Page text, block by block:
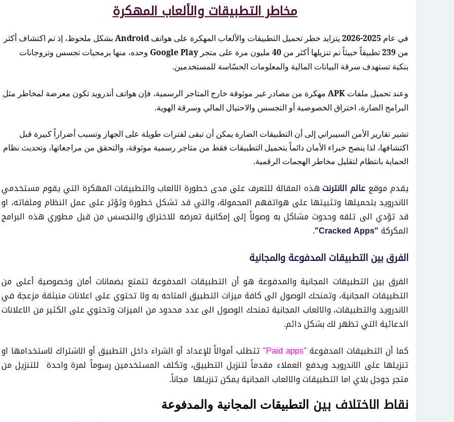
مخاطر التطبيقات والألعاب المهكرة
في عام 2025-2026 يتزايد خطر تحميل التطبيقات والألعاب المهكرة على هواتفAndroid بشكل ملحوظ، إذ تم اكتشاف أكثر
من 239تطبيقاً خبيثاً تم تنزيلها أكثر من 40 مليون مرة على متجرGoogle Play وحده، منها برمجيات تجسس وتروجانات
بنكية تستهدف سرقة البيانات المالية والمعلومات الحسّاسة للمستخدمين.
وعند تحميل ملفات APK مهكرة من مصادر غير موثوقة خارج المتاجر الرسمية، فإن هواتف أندرويد تكون معرضة لمخاطر مثل
البرامج الضارة، اختراق الخصوصية أو التجسس والاحتيال المالي وسرقة الهوية.
تشير تقارير الأمن السيبراني إلى أن التطبيقات الضارة يمكن أن تبقى لفترات طويلة على الجهاز وتسبب أضراراً كبيرة قبل
اكتشافها، لذا ينصح خبراء الأمان دائماً بتحميل التطبيقات فقط من متاجر رسمية موثوقة، والتحقق من مراجعاتها، وتحديث نظام
الحماية بانتظام لتقليل مخاطر الهجمات الرقمية.
يقدم موقع عالم الانترنتهذه المقالة للتعرف على مدى خطورة الالعاب والتطبيقات المهكرة التي يقوم مستخدمي
الاندرويد بتحميلها وتثبيتها على هواتفهم المحمولة، والتي قد تشكل خطورة وثؤثر على عمل النظام وملفاته، او
قد تؤدي الى تلفه وحدوث مشاكل به وصولاً إلى إمكانية تعرضه للاختراق والتجسس من قبل مطوري هذه البرامج
المكركة"Cracked Apps"
.
الفرق بين التطبيقات المدفوعة والمجانية
الفرق بين التطبيقات المجانية والمدفوعة هو أن التطبيقات المدفوعة تتمتع بضمانات أمان وخصوصية أعلى من
التطبيقات المجانية، وتمنحك الوصول الى كافة ميزات التطبيق المتاحه به ولا تحتوي على اعلانات منبثقة مزعجة في
الاندرويد والتطبيقات، والالعاب المجانية تمنحك الوصول الى عدد محدود من الميزات وتحتوي على الكثير من الاعلانات
الدعائية التي تظهر لك بشكل دائم.
كما أن التطبيقات المدفوعة "Paid apps"
تتطلب أموالاً للإعداد أو الشراء داخل التطبيق أو الاشتراك لاستخدامها او
تنزيلها على الاندرويد ويدفع العملاء مقدماً لتنزيل التطبيق، وتكلف المستخدمين رسوماً لمرة واحدة للتنزيل من
متجر جوجل بلاي اما التطبيقات والالعاب المجانية يمكن تنزيلها مجاناً.
نقاط الاختلاف بين التطبيقات المجانية والمدفوعة